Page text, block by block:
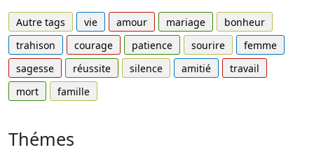
Autre tags vie amour mariage
bonheur
trahison
courage patience sourire
femme
sagesse
réussite silence amitié
travail
mort
famille
Thémes